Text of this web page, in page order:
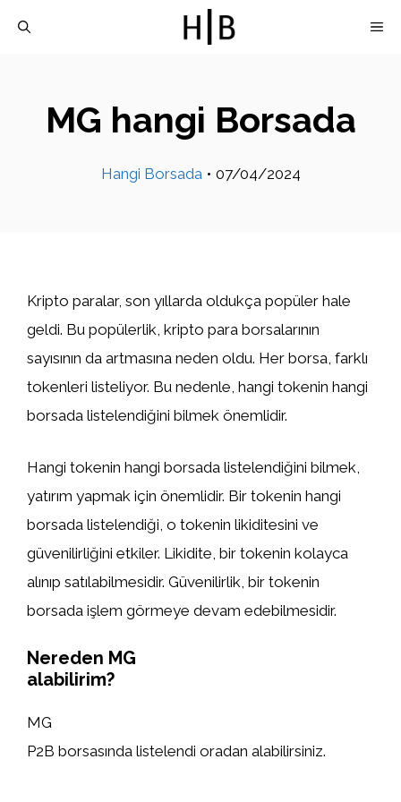
MG hangi Borsada
Hangi Borsada • 07/04/2024
Kripto paralar, son yıllarda oldukça popüler hale
geldi. Bu popülerlik, kripto para borsalarının
sayısının da artmasına neden oldu. Her borsa, farklı
tokenleri listeliyor. Bu nedenle, hangi tokenin hangi
borsada listelendiğini bilmek önemlidir.
Hangi tokenin hangi borsada listelendiğini bilmek,
yatırım yapmak için önemlidir. Bir tokenin hangi
borsada listelendiği, o tokenin likiditesini ve
güvenilirliğini etkiler. Likidite, bir tokenin kolayca
alınıp satılabilmesidir. Güvenilirlik, bir tokenin
borsada işlem görmeye devam edebilmesidir.
Nereden MG
alabilirim?
MG
P2B borsasında listelendi oradan alabilirsiniz.